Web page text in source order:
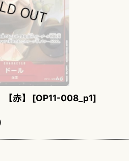
赤】 [OP11-008_p1]